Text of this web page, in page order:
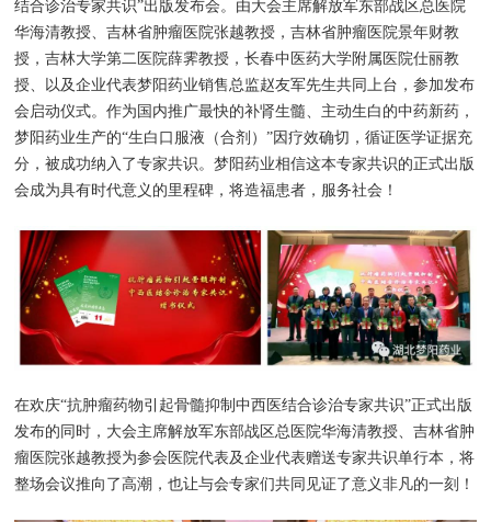
结合诊治专家共识”出版发布会。由大会主席解放军东部战区总医院
华海清教授、吉林省肿瘤医院张越教授，吉林省肿瘤医院景年财教
授，吉林大学第二医院薛霁教授，长春中医药大学附属医院仕丽教
授、以及企业代表梦阳药业销售总监赵友军先生共同上台，参加发布
会启动仪式。作为国内推广最快的补肾生髓、主动生白的中药新药，
梦阳药业生产的“生白口服液（合剂）”因疗效确切，循证医学证据充
分，被成功纳入了专家共识。梦阳药业相信这本专家共识的正式出版
会成为具有时代意义的里程碑，将造福患者，服务社会！
在欢庆“抗肿瘤药物引起骨髓抑制中西医结合诊治专家共识”正式出版
发布的同时，大会主席解放军东部战区总医院华海清教授、吉林省肿
瘤医院张越教授为参会医院代表及企业代表赠送专家共识单行本，将
整场会议推向了高潮，也让与会专家们共同见证了意义非凡的一刻！